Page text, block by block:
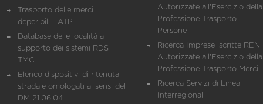
Trasporto delle merci
deperibili - ATP
Database delle località a
supporto dei sistemi RDS
TMC
Elenco dispositivi di ritenuta
stradale omologati ai sensi del
DM 21.06.04
Autorizzate all'Esercizio della
Professione Trasporto
Persone
Ricerca Imprese iscritte REN
Autorizzate all'Esercizio della
Professione Trasporto Merci
Ricerca Servizi di Linea
Interregionali